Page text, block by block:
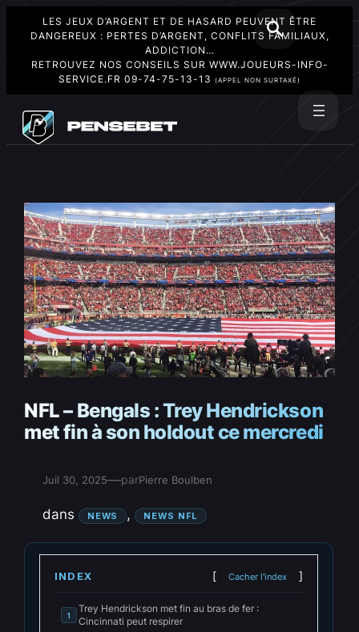
LES JEUX D’ARGENT ET DE HASARD PEUVENT ÊTRE
DANGEREUX : PERTES D’ARGENT, CONFLITS FAMILIAUX,
ADDICTION…
RETROUVEZ NOS CONSEILS SUR WWW.JOUEURS-INFO-
SERVICE.FR 09-74-75-13-13 (APPEL NON SURTAXÉ)
contenu
NFL – Bengals : Trey Hendrickson
met fin à son holdout ce mercredi
Juil 30, 2025—parPierre Boulben
dans NEWS , NEWS NFL
INDEX Cacher l'index
1
Trey Hendrickson met fin au bras de fer :
Cincinnati peut respirer